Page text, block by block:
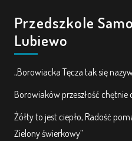
Przedszkole
Lubiewo
„Borowiacka Tęcza tak się
Borowiaków przeszłość chętnie
Żółty to jest ciepło, Radość
Zielony świerkowy”